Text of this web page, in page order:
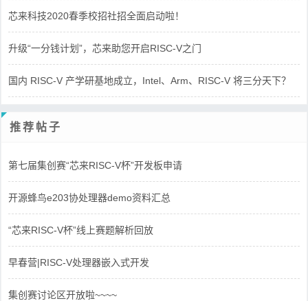
芯来科技2020春季校招社招全面启动啦！
升级“一分钱计划”，芯来助您开启RISC-V之门
国内 RISC-V 产学研基地成立，Intel、Arm、RISC-V 将三分天下？
推荐帖子
第七届集创赛“芯来RISC-V杯”开发板申请
开源蜂鸟e203协处理器demo资料汇总
“芯来RISC-V杯”线上赛题解析回放
早春营|RISC-V处理器嵌入式开发
集创赛讨论区开放啦~~~~